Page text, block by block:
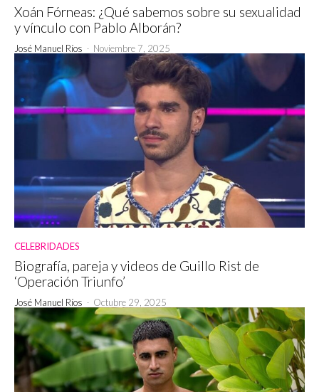
Xoán Fórneas: ¿Qué sabemos sobre su sexualidad
y vínculo con Pablo Alborán?
José Manuel Ríos - Noviembre 7, 2025
CELEBRIDADES
Biografía, pareja y videos de Guillo Rist de
‘Operación Triunfo’
José Manuel Ríos - Octubre 29, 2025